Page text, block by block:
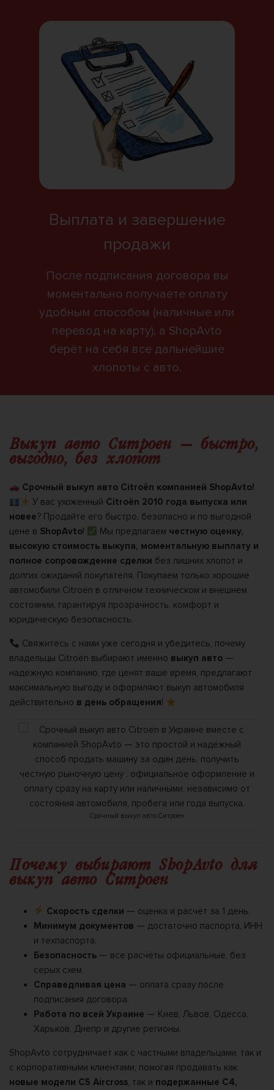
Выплата и завершение
продажи
После подписания договора вы
моментально получаете оплату
удобным способом (наличные или
перевод на карту), а ShopAvto
берёт на себя все дальнейшие
хлопоты с авто.
Выкуп авто Ситроен — быстро,
выгодно, без хлопот
Срочный выкуп авто Citroën компанией ShopAvto!
У вас ухоженный Citroën 2010 года выпуска или
новее? Продайте его быстро, безопасно и по выгодной
цене в ShopAvto! Мы предлагаем честную оценку,
высокую стоимость выкупа, моментальную выплату и
полное сопровождение сделки без лишних хлопот и
долгих ожиданий покупателя. Покупаем только хорошие
автомобили Citroën в отличном техническом и внешнем
состоянии, гарантируя прозрачность, комфорт и
юридическую безопасность.
Свяжитесь с нами уже сегодня и убедитесь, почему
владельцы Citroën выбирают именно выкуп авто —
надежную компанию, где ценят ваше время, предлагают
максимальную выгоду и оформляют выкуп автомобиля
действительно в день обращения!
Срочный выкуп авто Ситроен
Почему выбирают ShopAvto для
выкуп авто Ситроен
Скорость сделки — оценка и расчёт за 1 день.
Минимум документов — достаточно паспорта, ИНН
и техпаспорта.
Безопасность — все расчёты официальные, без
серых схем.
Справедливая цена — оплата сразу после
подписания договора.
Работа по всей Украине — Киев, Львов, Одесса,
Харьков, Днепр и другие регионы.
ShopAvto сотрудничает как с частными владельцами, так и
с корпоративными клиентами, помогая продавать как
новые модели C5 Aircross, так и подержанные C4,